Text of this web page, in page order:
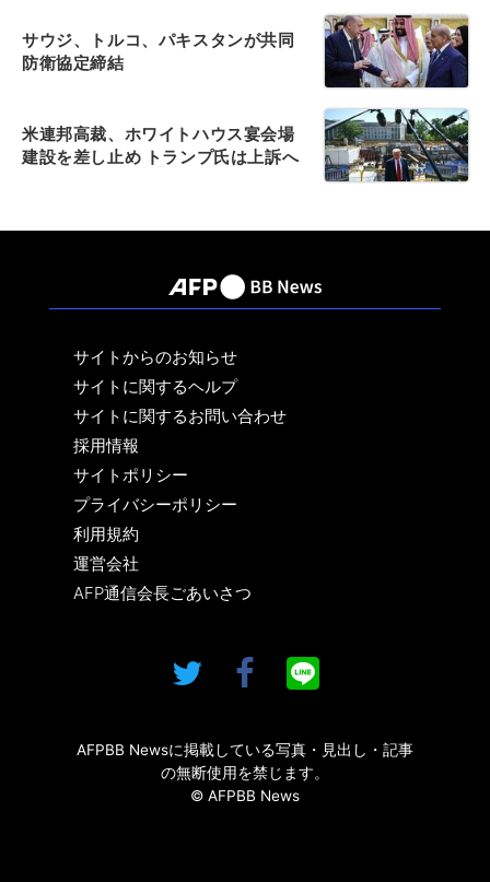
サウジ、トルコ、パキスタンが共同
防衛協定締結
米連邦高裁、ホワイトハウス宴会場
建設を差し止め トランプ氏は上訴へ
サイトからのお知らせ
サイトに関するヘルプ
サイトに関するお問い合わせ
採用情報
サイトポリシー
プライバシーポリシー
利用規約
運営会社
AFP通信会長ごあいさつ
AFPBB Newsに掲載している写真・見出し・記事
の無断使用を禁じます。
© AFPBB News